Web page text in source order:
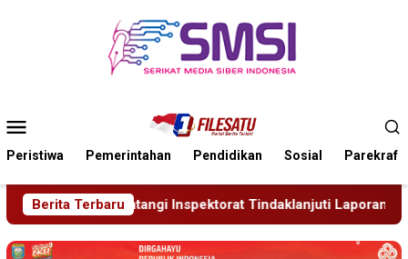
Mobile
Peristiwa Pemerintahan Pendidikan Sosial Parekraf
Berita TerbaruLaporan Desa Ngaban Diduga Disekap